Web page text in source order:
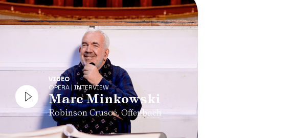
VIDEO
OPERA | INTERVIEW
Marc Minkowski
Robinson Crusoé, Offenbach